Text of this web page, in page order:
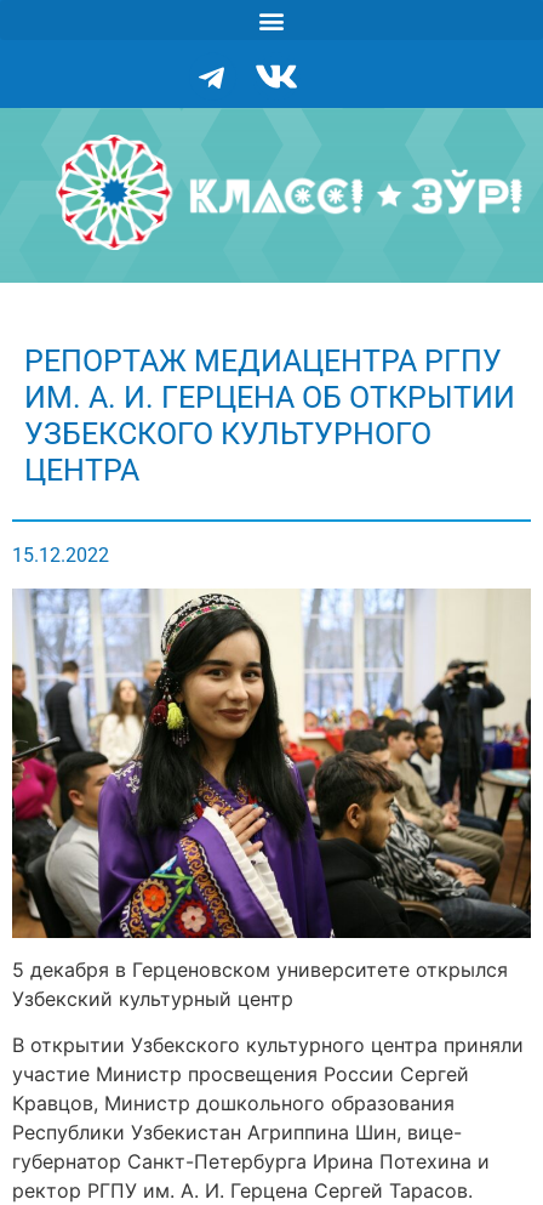
РЕПОРТАЖ МЕДИАЦЕНТРА РГПУ
ИМ. А. И. ГЕРЦЕНА ОБ ОТКРЫТИИ
УЗБЕКСКОГО КУЛЬТУРНОГО
ЦЕНТРА
15.12.2022
5 декабря в Герценовском университете открылся
Узбекский культурный центр
В открытии Узбекского культурного центра приняли
участие Министр просвещения России Сергей
Кравцов, Министр дошкольного образования
Республики Узбекистан Агриппина Шин, вице-
губернатор Санкт-Петербурга Ирина Потехина и
ректор РГПУ им. А. И. Герцена Сергей Тарасов.